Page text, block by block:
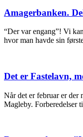
Amagerbanken.
“Der var engang”! Vi
hvor man havde sin
Det er Fastelavn,
Når det er februar er
Magleby. Forberedelser